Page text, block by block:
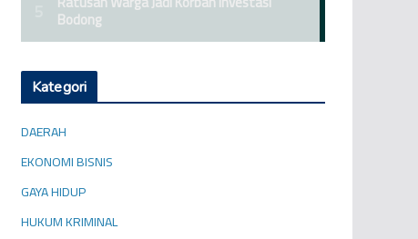
Kategori
DAERAH
EKONOMI BISNIS
GAYA HIDUP
HUKUM KRIMINAL